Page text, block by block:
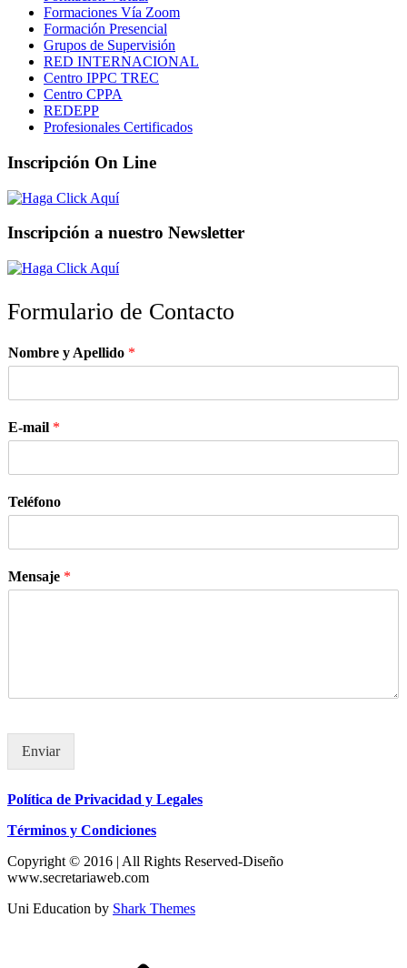
Formaciones Vía Zoom
Formación Presencial
Grupos de Supervisión
RED INTERNACIONAL
Centro IPPC TREC
Centro CPPA
REDEPP
Profesionales Certificados
Inscripción On Line
Inscripción a nuestro Newsletter
Formulario de Contacto
Nombre y Apellido *
E-mail *
Teléfono
Mensaje *
Enviar
Política de Privacidad y Legales
Términos y Condiciones
Copyright © 2016 | All Rights Reserved-Diseño
www.secretariaweb.com
Uni Education by Shark Themes